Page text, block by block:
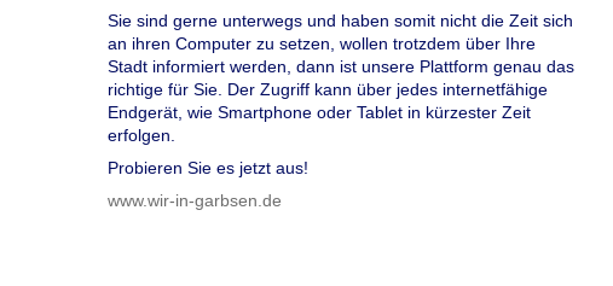
Sie sind gerne unterwegs und haben somit nicht die Zeit sich
an ihren Computer zu setzen, wollen trotzdem über Ihre
Stadt informiert werden, dann ist unsere Plattform genau das
richtige für Sie. Der Zugriff kann über jedes internetfähige
Endgerät, wie Smartphone oder Tablet in kürzester Zeit
erfolgen.
Probieren Sie es jetzt aus!
www.wir-in-garbsen.de